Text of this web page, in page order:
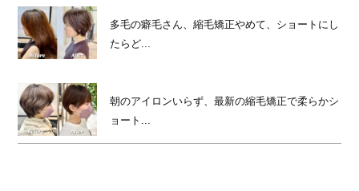
多毛の癖毛さん、縮毛矯正やめて、ショートにし
たらど...
朝のアイロンいらず、最新の縮毛矯正で柔らかシ
ョート...